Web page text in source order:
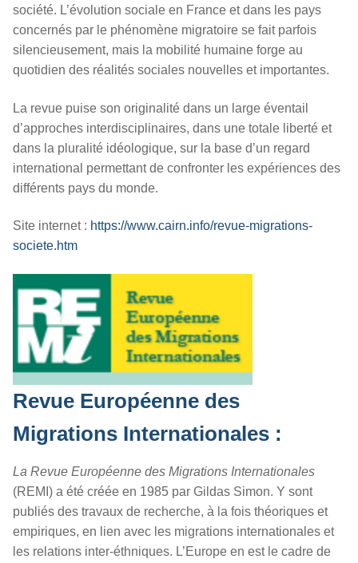
société. L’évolution sociale en France et dans les pays
concernés par le phénomène migratoire se fait parfois
silencieusement, mais la mobilité humaine forge au
quotidien des réalités sociales nouvelles et importantes.
La revue puise son originalité dans un large éventail
d’approches interdisciplinaires, dans une totale liberté et
dans la pluralité idéologique, sur la base d’un regard
international permettant de confronter les expériences des
différents pays du monde.
Site internet : https://www.cairn.info/revue-migrations-
societe.htm
Revue Européenne des
Migrations Internationales :
La Revue Européenne des Migrations Internationales
(REMI) a été créée en 1985 par Gildas Simon. Y sont
publiés des travaux de recherche, à la fois théoriques et
empiriques, en lien avec les migrations internationales et
les relations inter-éthniques. L’Europe en est le cadre de